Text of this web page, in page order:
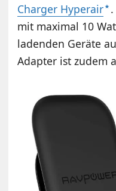
Charger Hyperair
mit maximal 10
ladenden Geräte
Adapter ist zudem